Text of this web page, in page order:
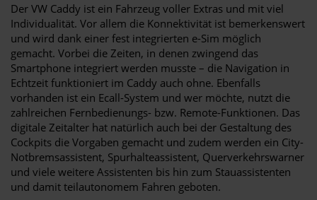
Der VW Caddy ist ein Fahrzeug voller Extras und mit viel
Individualität. Vor allem die Konnektivität ist bemerkenswert
und wird dank einer fest integrierten e-Sim möglich
gemacht. Vorbei die Zeiten, in denen zwingend das
Smartphone integriert werden musste – die Navigation in
Echtzeit funktioniert im Caddy auch ohne. Ebenfalls
vorhanden ist ein Ecall-System und wer möchte, nutzt die
zahlreichen Fernbedienungs- bzw. Remote-Funktionen. Das
digitale Zeitalter hat natürlich auch bei der Gestaltung des
Cockpits die Vorgaben gemacht und zudem werden ein City-
Notbremsassistent, Spurhalteassistent, Querverkehrswarner
und viele weitere Assistenten bis hin zum Stauassistenten
und damit teilautonomem Fahren geboten.